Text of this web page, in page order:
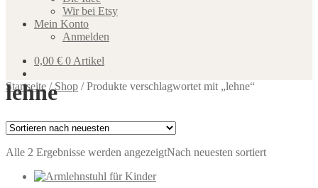
Wir bei Etsy
Mein Konto
Anmelden
0,00 € 0 Artikel
Startseite / Shop /Produkte verschlagwortet mit „lehne“
lehne
Alle 2 Ergebnisse werden angezeigtNach neuesten sortiert